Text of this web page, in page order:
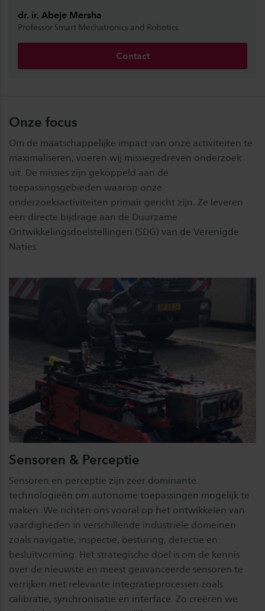
dr. ir. Abeje Mersha
Professor Smart Mechatronics and Robotics
Contact
Onze focus
Om de maatschappelijke impact van onze activiteiten te
maximaliseren, voeren wij missiegedreven onderzoek
uit. De missies zijn gekoppeld aan de
toepassingsgebieden waarop onze
onderzoeksactiviteiten primair gericht zijn. Ze leveren
een directe bijdrage aan de Duurzame
Ontwikkelingsdoelstellingen (SDG) van de Verenigde
Naties.
Sensoren & Perceptie
Sensoren en perceptie zijn zeer dominante
technologieën om autonome toepassingen mogelijk te
maken. We richten ons vooral op het ontwikkelen van
vaardigheden in verschillende industriële domeinen
zoals navigatie, inspectie, besturing, detectie en
besluitvorming. Het strategische doel is om de kennis
over de nieuwste en meest geavanceerde sensoren te
verrijken met relevante integratieprocessen zoals
calibratie, synchronisatie en interface. Zo creëren we